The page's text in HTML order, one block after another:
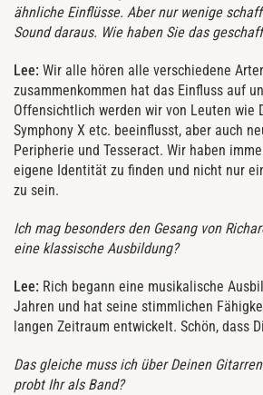
ähnliche Einflüsse. Aber nur wenige
Sound daraus. Wie haben Sie das
Lee: Wir alle hören alle verschiedene
zusammenkommen hat das Einfluss auf
Offensichtlich werden wir von Leuten wie
Symphony X etc. beeinflusst, aber auch
Peripherie und Tesseract. Wir haben
eigene Identität zu finden und nicht nur
zu sein.
Ich mag besonders den Gesang von
eine klassische Ausbildung?
Lee: Rich begann eine musikalische
Jahren und hat seine stimmlichen
langen Zeitraum entwickelt. Schön, dass
Das gleiche muss ich über Deinen
probt Ihr als Band?